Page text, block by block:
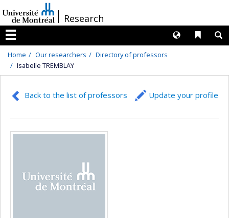
au
contenu
/Research
Menu
Liens
Langues
Home Our researchers
Directory of professors
Isabelle TREMBLAY
Back to the list of professors Update your profile